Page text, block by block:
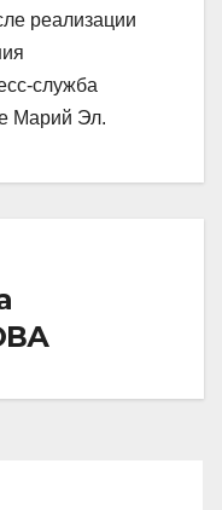
реализации
служба
Марий Эл.